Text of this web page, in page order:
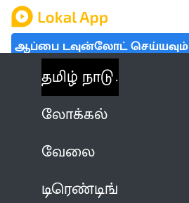
ஆப்பை டவுன்லோட் செய்யவும்
தமிழ் நாடு
லோக்கல்
வேலை
டிரெண்டிங்